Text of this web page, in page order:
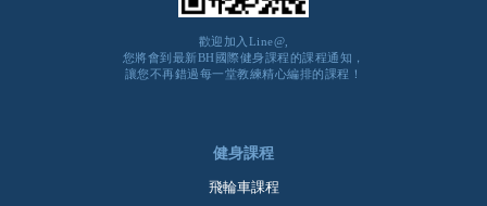
歡迎加入Line@,
您將會到最新BH國際健身課程的課程通知，
讓您不再錯過每一堂教練精心編排的課程！
健身課程
飛輪車課程